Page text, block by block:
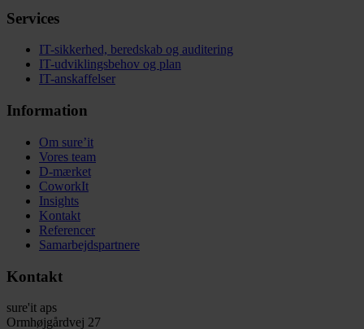
Services
IT-sikkerhed, beredskab og auditering
IT-udviklingsbehov og plan
IT-anskaffelser
Information
Om sure’it
Vores team
D-mærket
CoworkIt
Insights
Kontakt
Referencer
Samarbejdspartnere
Kontakt
sure'it aps
Ormhøjgårdvej 27